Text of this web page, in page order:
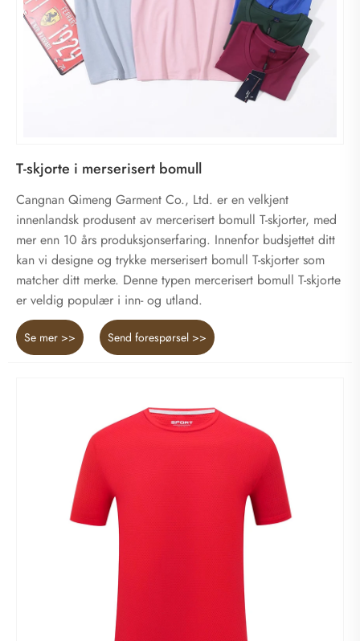
T-skjorte i merserisert bomull
Cangnan Qimeng Garment Co., Ltd. er en velkjent
innenlandsk produsent av mercerisert bomull T-skjorter, med
mer enn 10 års produksjonserfaring. Innenfor budsjettet ditt
kan vi designe og trykke merserisert bomull T-skjorter som
matcher ditt merke. Denne typen mercerisert bomull T-skjorte
er veldig populær i inn- og utland.
Se mer >> Send forespørsel >>